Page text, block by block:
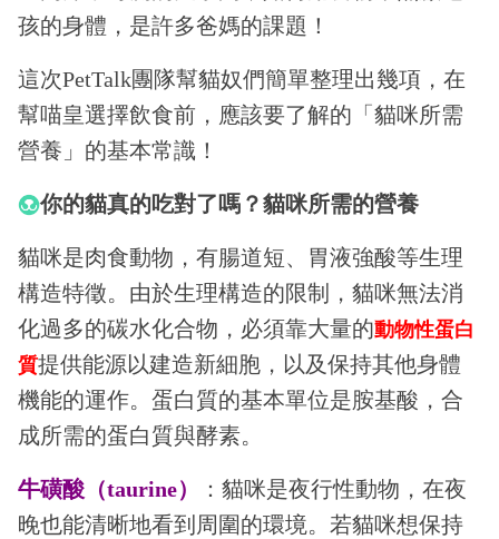
孩的身體，是許多爸媽的課題！
這次PetTalk團隊幫貓奴們簡單整理出幾項，在
幫喵皇選擇飲食前，應該要了解的「貓咪所需
營養」的基本常識！
你的貓真的吃對了嗎？貓咪所需的營養
貓咪是肉食動物，有腸道短、胃液強酸等生理
構造特徵。由於生理構造的限制，貓咪無法消
化過多的碳水化合物，必須靠大量的動物性蛋白
質提供能源以建造新細胞，以及保持其他身體
機能的運作。蛋白質的基本單位是胺基酸，合
成所需的蛋白質與酵素。
牛磺酸（taurine）
：貓咪是夜行性動物，在夜
晚也能清晰地看到周圍的環境。若貓咪想保持